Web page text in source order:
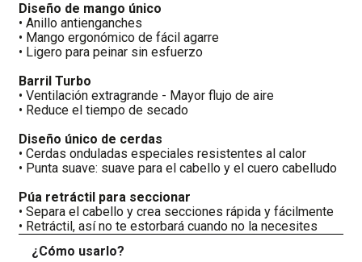
Diseño de mango único
• Anillo antienganches
• Mango ergonómico de fácil agarre
• Ligero para peinar sin esfuerzo
Barril Turbo
• Ventilación extragrande - Mayor flujo de aire
• Reduce el tiempo de secado
Diseño único de cerdas
• Cerdas onduladas especiales resistentes al calor
• Punta suave: suave para el cabello y el cuero cabelludo
Púa retráctil para seccionar
• Separa el cabello y crea secciones rápida y fácilmente
• Retráctil, así no te estorbará cuando no la necesites
¿Cómo usarlo?